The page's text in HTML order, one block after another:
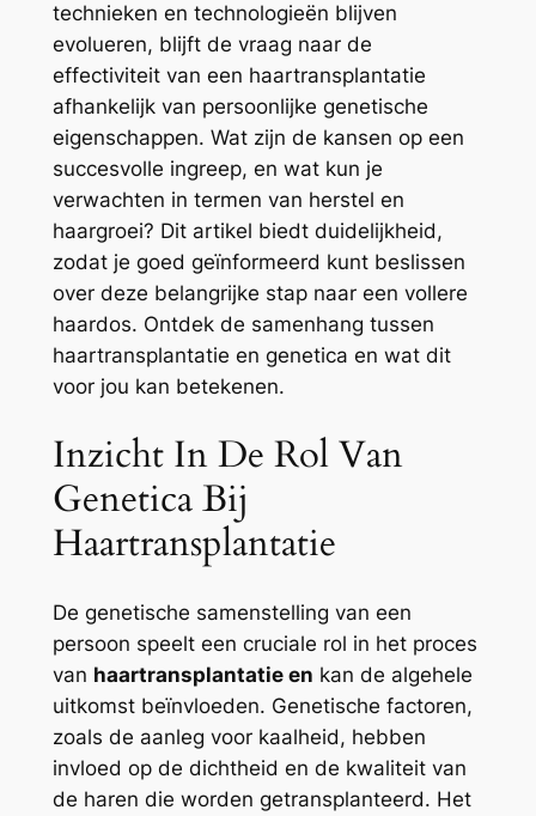
technieken en technologieën blijven
evolueren, blijft de vraag naar de
effectiviteit van een haartransplantatie
afhankelijk van persoonlijke genetische
eigenschappen. Wat zijn de kansen op een
succesvolle ingreep, en wat kun je
verwachten in termen van herstel en
haargroei? Dit artikel biedt duidelijkheid,
zodat je goed geïnformeerd kunt beslissen
over deze belangrijke stap naar een vollere
haardos. Ontdek de samenhang tussen
haartransplantatie en genetica en wat dit
voor jou kan betekenen.
Inzicht In De Rol Van
Genetica Bij
Haartransplantatie
De genetische samenstelling van een
persoon speelt een cruciale rol in het proces
van haartransplantatie en kan de algehele
uitkomst beïnvloeden. Genetische factoren,
zoals de aanleg voor kaalheid, hebben
invloed op de dichtheid en de kwaliteit van
de haren die worden getransplanteerd. Het